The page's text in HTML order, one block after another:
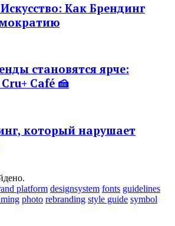
Как Брендинг
становятся ярче:
Café 🍰
который нарушает
platform designsystem fonts guidelines
photo rebranding style guide symbol